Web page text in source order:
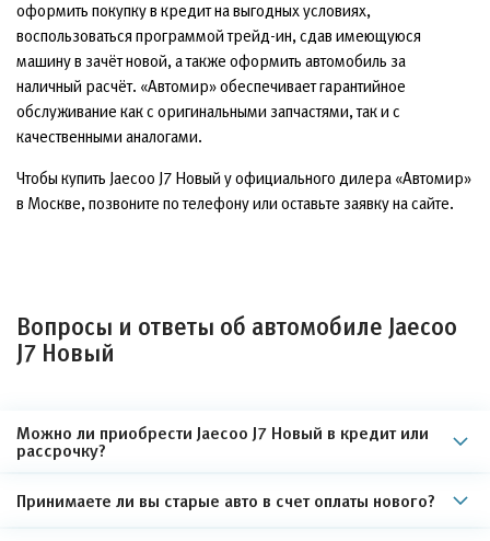
оформить покупку в кредит на выгодных условиях,
воспользоваться программой трейд-ин, сдав имеющуюся
машину в зачёт новой, а также оформить автомобиль за
наличный расчёт. «Автомир» обеспечивает гарантийное
обслуживание как с оригинальными запчастями, так и с
качественными аналогами.
Чтобы купить Jaecoo J7 Новый у официального дилера «Автомир»
в Москве, позвоните по телефону или оставьте заявку на сайте.
Вопросы и ответы об автомобиле Jaecoo
J7 Новый
Можно ли приобрести Jaecoo J7 Новый в кредит или
рассрочку?
Принимаете ли вы старые авто в счет оплаты нового?